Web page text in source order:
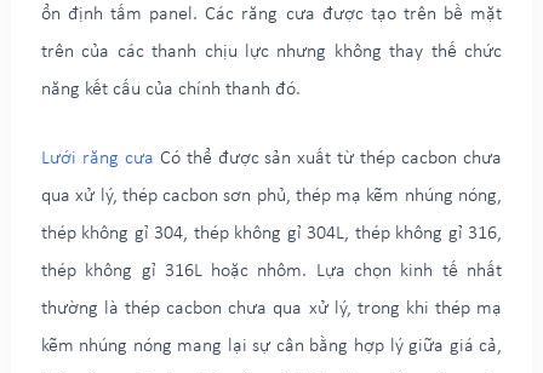
ổn định tấm panel. Các răng cưa được tạo trên bề mặt
trên của các thanh chịu lực nhưng không thay thế chức
năng kết cấu của chính thanh đó.
Lưới răng cưa Có thể được sản xuất từ thép cacbon chưa
qua xử lý, thép cacbon sơn phủ, thép mạ kẽm nhúng nóng,
thép không gỉ 304, thép không gỉ 304L, thép không gỉ 316,
thép không gỉ 316L hoặc nhôm. Lựa chọn kinh tế nhất
thường là thép cacbon chưa qua xử lý, trong khi thép mạ
kẽm nhúng nóng mang lại sự cân bằng hợp lý giữa giá cả,